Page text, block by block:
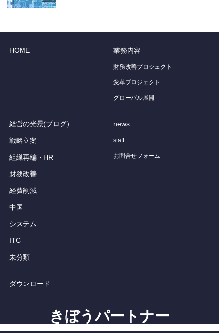
HOME 業務内容
財務改善プロジェクト
変革プロジェクト
グローバル展開
経営の光景(ブログ）
戦略立案
組織再編・HR
財務改善
経費削減
中国
システム
ITC
未分類
news
staff
お問合せフォーム
ダウンロード
きぼうパートナー